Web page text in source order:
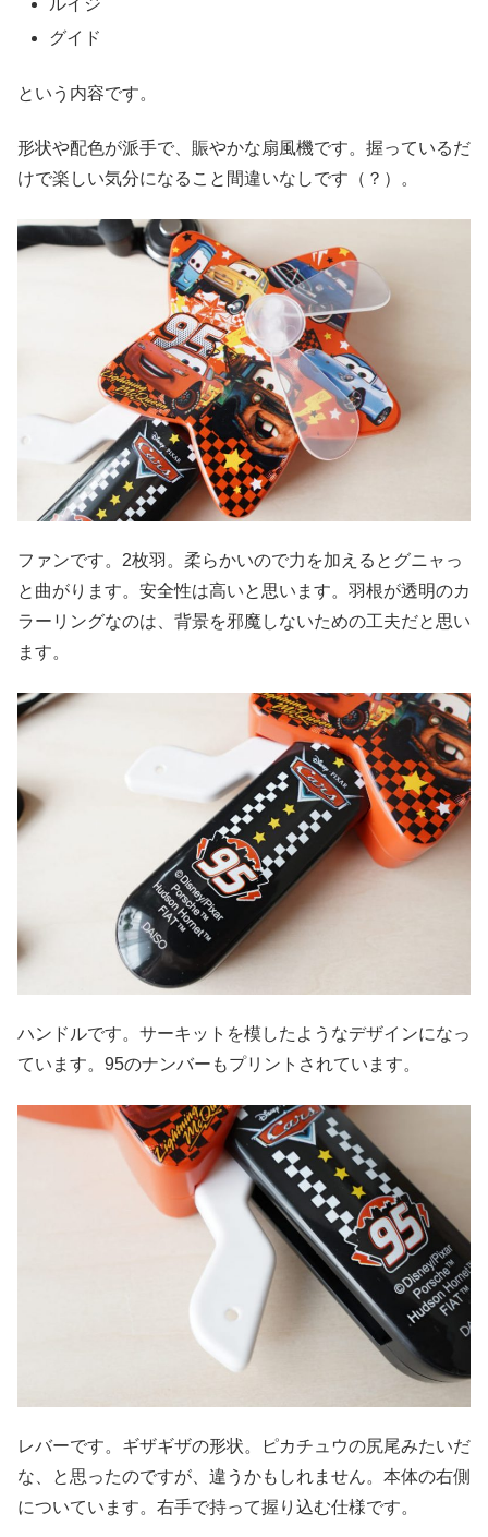
ルイジ
グイド
という内容です。
形状や配色が派手で、賑やかな扇風機です。握っているだ
けで楽しい気分になること間違いなしです（？）。
ファンです。2枚羽。柔らかいので力を加えるとグニャっ
と曲がります。安全性は高いと思います。羽根が透明のカ
ラーリングなのは、背景を邪魔しないための工夫だと思い
ます。
ハンドルです。サーキットを模したようなデザインになっ
ています。95のナンバーもプリントされています。
レバーです。ギザギザの形状。ピカチュウの尻尾みたいだ
な、と思ったのですが、違うかもしれません。本体の右側
についています。右手で持って握り込む仕様です。